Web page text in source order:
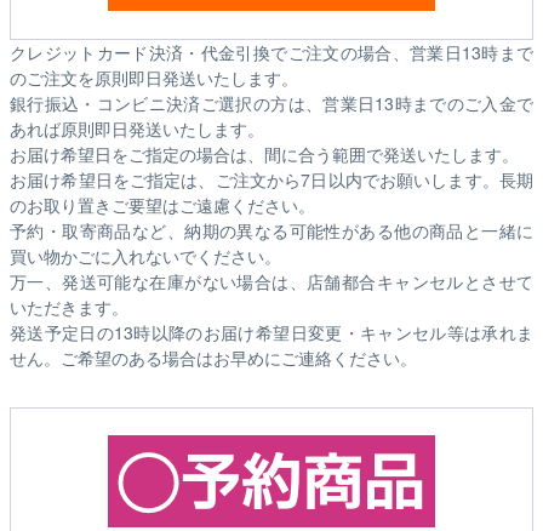
クレジットカード決済・代金引換でご注文の場合、営業日13時まで
のご注文を原則即日発送いたします。
銀行振込・コンビニ決済ご選択の方は、営業日13時までのご入金で
あれば原則即日発送いたします。
お届け希望日をご指定の場合は、間に合う範囲で発送いたします。
お届け希望日をご指定は、ご注文から7日以内でお願いします。長期
のお取り置きご要望はご遠慮ください。
予約・取寄商品など、納期の異なる可能性がある他の商品と一緒に
買い物かごに入れないでください。
万一、発送可能な在庫がない場合は、店舗都合キャンセルとさせて
いただきます。
発送予定日の13時以降のお届け希望日変更・キャンセル等は承れま
せん。ご希望のある場合はお早めにご連絡ください。